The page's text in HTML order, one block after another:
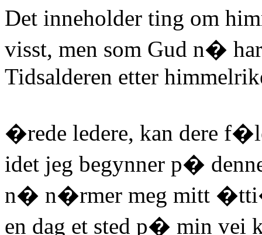
Det inneholder ting om
visst, men som Gud n�
Tidsalderen etter
�rede ledere, kan dere
idet jeg begynner p�
n� n�rmer meg mitt
en dag et sted p� min vei